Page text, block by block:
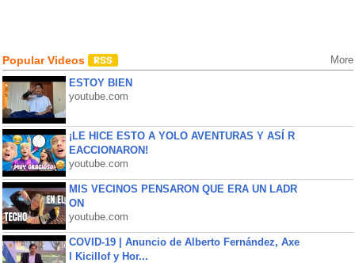
Popular Videos More
ESTOY BIEN
youtube.com
¡LE HICE ESTO A YOLO AVENTURAS Y ASÍ R
EACCIONARON!
youtube.com
MIS VECINOS PENSARON QUE ERA UN LADR
ON
youtube.com
COVID-19 | Anuncio de Alberto Fernández, Axe
l Kicillof y Hor...